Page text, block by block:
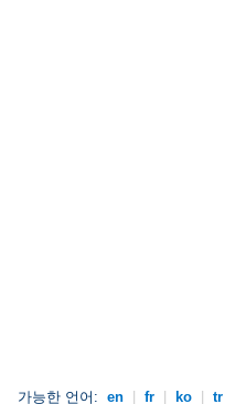
가능한 언어: en fr ko tr